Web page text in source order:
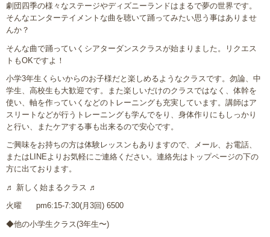
劇団四季の様々なステージやディズニーランドはまるで夢の世界です。
そんなエンターテイメントな曲を聴いて踊ってみたい思う事はありませ
んか？
そんな曲で踊っていくシアターダンスクラスが始まりました。リクエス
トもOKですよ！
小学3年生くらいからのお子様だと楽しめるようなクラスです。勿論、中
学生、高校生も大歓迎です。また楽しいだけのクラスではなく、体幹を
使い、軸を作っていくなどのトレーニングも充実しています。講師はア
スリートなどが行うトレーニングも学んでをり、身体作りにもしっかり
と行い、またケアする事も出来るので安心です。
ご興味をお持ちの方は体験レッスンもありますので、メール、お電話、
またはLINEよりお気軽にご連絡ください。連絡先はトップページの下の
方に出ております。
♬ 新しく始まるクラス ♬
火曜 pm6:15-7:30(月3回) 6500
◆他の小学生クラス(3年生〜)